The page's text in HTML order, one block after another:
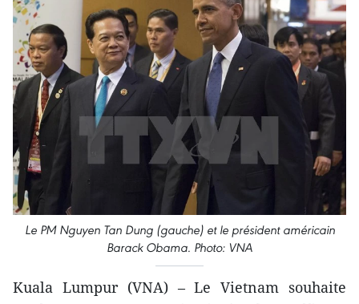
Le PM Nguyen Tan Dung (gauche) et le président américain
Barack Obama. Photo: VNA
Kuala Lumpur (VNA) – Le Vietnam souhaite